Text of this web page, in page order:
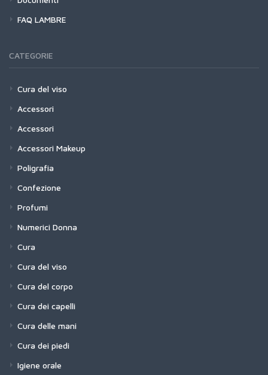
FAQ LAMBRE
CATEGORIE
Cura del viso
Accessori
Accessori
Accessori Makeup
Poligrafia
Confezione
Profumi
Numerici Donna
Cura
Cura del viso
Cura del corpo
Cura dei capelli
Cura delle mani
Cura dei piedi
Igiene orale